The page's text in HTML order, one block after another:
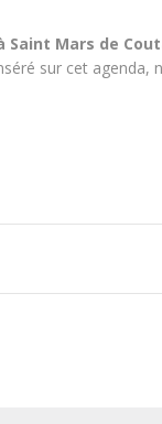
Mars de
sur cet agenda,